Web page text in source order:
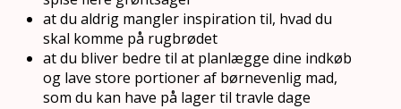
at du aldrig mangler inspiration til, hvad du
skal komme på rugbrødet
at du bliver bedre til at planlægge dine indkøb
og lave store portioner af børnevenlig mad,
som du kan have på lager til travle dage